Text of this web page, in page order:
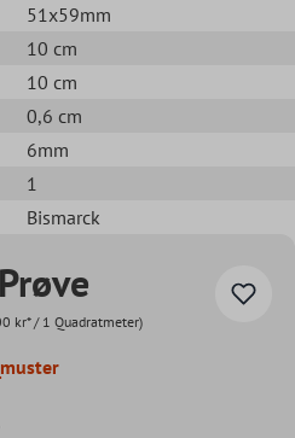
51x59mm
10 cm
10 cm
0,6 cm
6mm
1
Bismarck
kr* / 1 Quadratmeter)